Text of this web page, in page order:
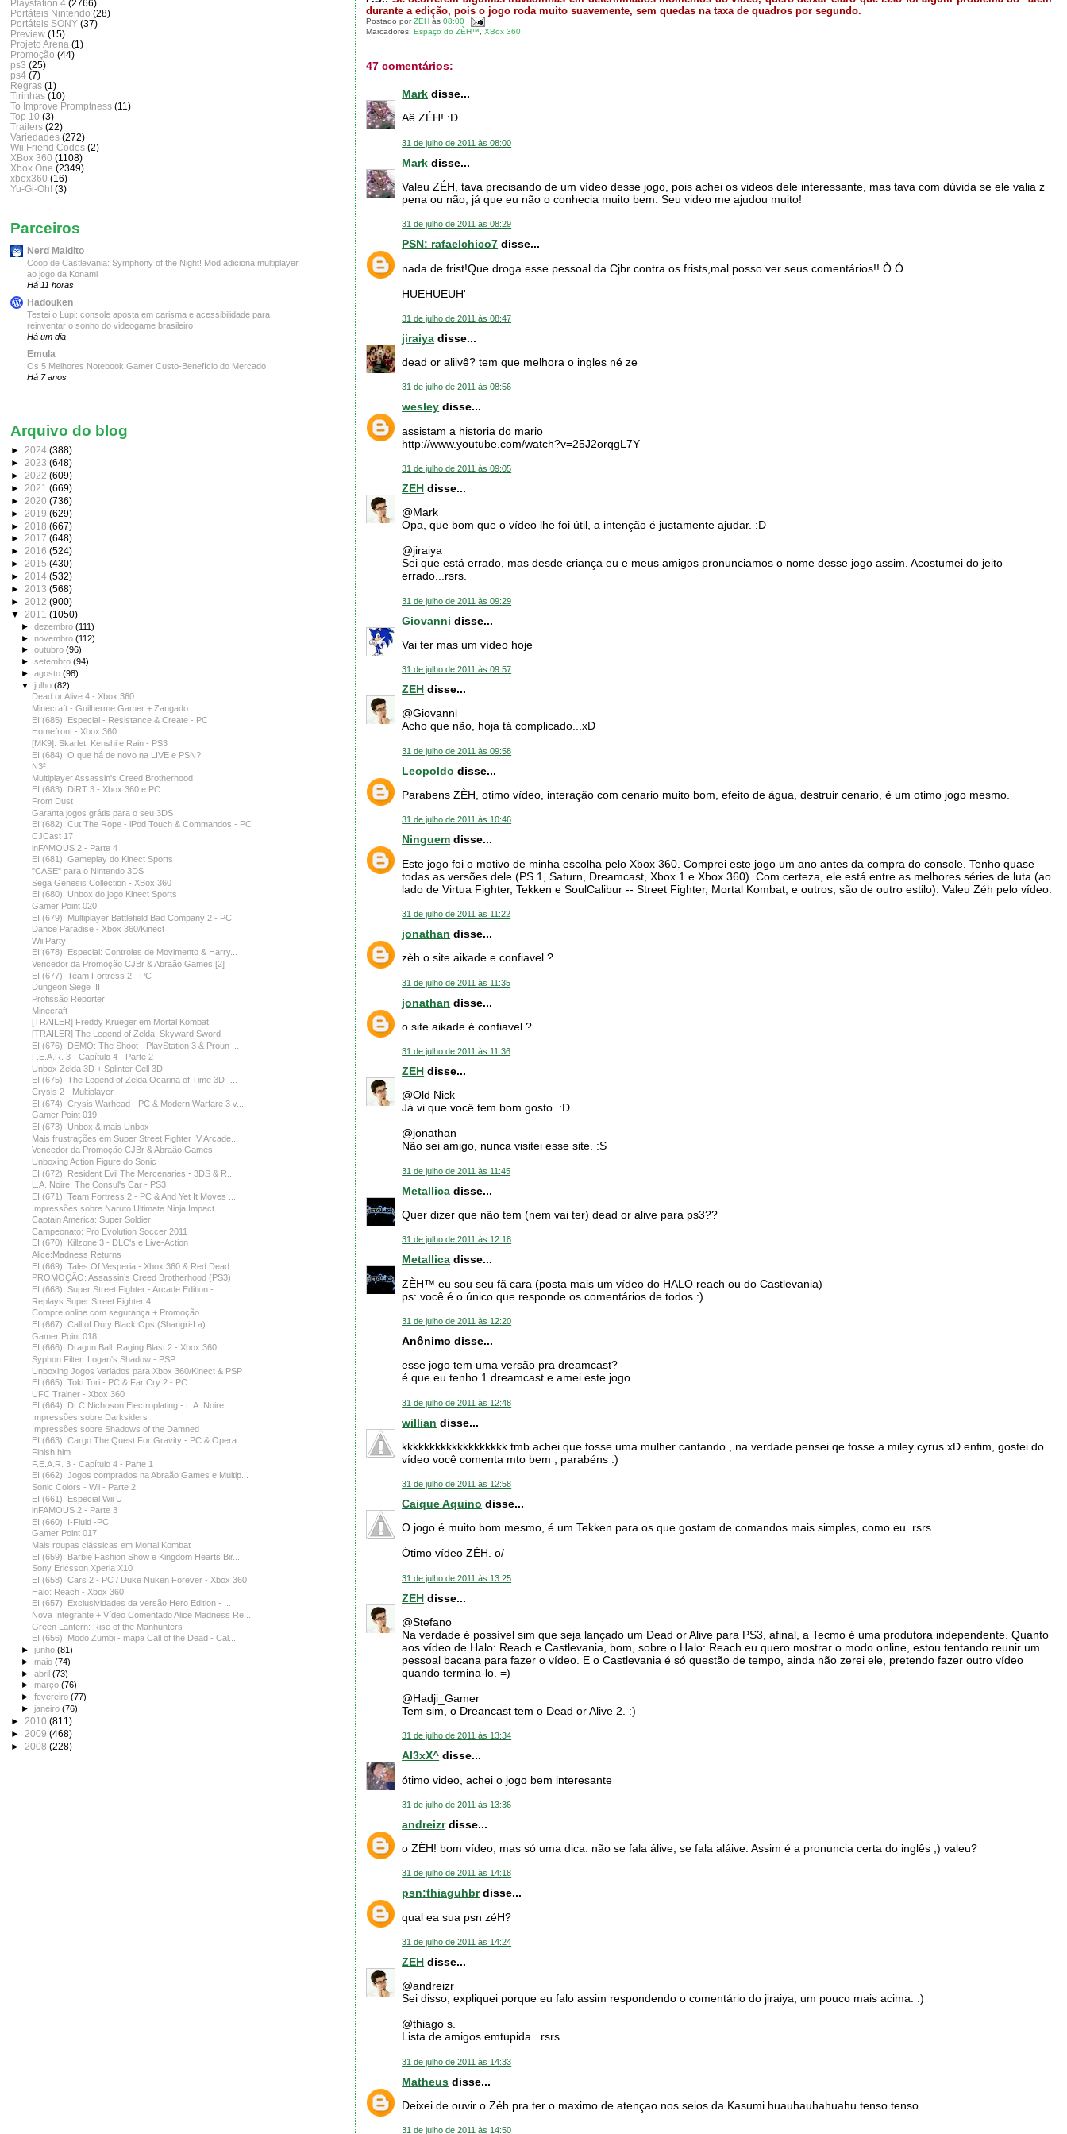
durante a edição, pois o jogo roda muito suavemente, sem quedas na taxa de quadros por segundo.
Postado porZEHàs08:00
Marcadores:Espaço do ZÈH™ ,XBox 360
47 comentários:
Mark disse...
Aê ZÉH! :D
31 de julho de 2011 às 08:00
Mark disse...
Valeu ZÉH, tava precisando de um vídeo desse jogo, pois achei os videos dele interessante, mas tava com dúvida se ele valia z
pena ou não, já que eu não o conhecia muito bem. Seu video me ajudou muito!
31 de julho de 2011 às 08:29
PSN: rafaelchico7 disse...
nada de frist!Que droga esse pessoal da Cjbr contra os frists,mal posso ver seus comentários!! Ò.Ó
HUEHUEUH'
31 de julho de 2011 às 08:47
jiraiya disse...
dead or aliivê? tem que melhora o ingles né ze
31 de julho de 2011 às 08:56
wesley disse...
assistam a historia do mario
http://www.youtube.com/watch?v=25J2orqgL7Y
31 de julho de 2011 às 09:05
ZEH disse...
@Mark
Opa, que bom que o vídeo lhe foi útil, a intenção é justamente ajudar. :D
@jiraiya
Sei que está errado, mas desde criança eu e meus amigos pronunciamos o nome desse jogo assim. Acostumei do jeito
errado...rsrs.
31 de julho de 2011 às 09:29
Giovanni disse...
Vai ter mas um vídeo hoje
31 de julho de 2011 às 09:57
ZEH disse...
@Giovanni
Acho que não, hoja tá complicado...xD
31 de julho de 2011 às 09:58
Leopoldo disse...
Parabens ZÈH, otimo vídeo, interação com cenario muito bom, efeito de água, destruir cenario, é um otimo jogo mesmo.
31 de julho de 2011 às 10:46
Ninguem disse...
Este jogo foi o motivo de minha escolha pelo Xbox 360. Comprei este jogo um ano antes da compra do console. Tenho quase
todas as versões dele (PS 1, Saturn, Dreamcast, Xbox 1 e Xbox 360). Com certeza, ele está entre as melhores séries de luta (ao
lado de Virtua Fighter, Tekken e SoulCalibur -- Street Fighter, Mortal Kombat, e outros, são de outro estilo). Valeu Zéh pelo vídeo.
31 de julho de 2011 às 11:22
jonathan disse...
zèh o site aikade e confiavel ?
31 de julho de 2011 às 11:35
jonathan disse...
o site aikade é confiavel ?
31 de julho de 2011 às 11:36
ZEH disse...
@Old Nick
Já vi que você tem bom gosto. :D
@jonathan
Não sei amigo, nunca visitei esse site. :S
31 de julho de 2011 às 11:45
Metallica disse...
Quer dizer que não tem (nem vai ter) dead or alive para ps3??
31 de julho de 2011 às 12:18
Metallica disse...
ZÈH™ eu sou seu fã cara (posta mais um vídeo do HALO reach ou do Castlevania)
ps: você é o único que responde os comentários de todos :)
31 de julho de 2011 às 12:20
Anônimo disse...
esse jogo tem uma versão pra dreamcast?
é que eu tenho 1 dreamcast e amei este jogo....
31 de julho de 2011 às 12:48
willian disse...
kkkkkkkkkkkkkkkkkkk tmb achei que fosse uma mulher cantando , na verdade pensei qe fosse a miley cyrus xD enfim, gostei do
vídeo você comenta mto bem , parabéns :)
31 de julho de 2011 às 12:58
Caique Aquino disse...
O jogo é muito bom mesmo, é um Tekken para os que gostam de comandos mais simples, como eu. rsrs
Ótimo vídeo ZÈH. o/
31 de julho de 2011 às 13:25
ZEH disse...
@Stefano
Na verdade é possível sim que seja lançado um Dead or Alive para PS3, afinal, a Tecmo é uma produtora independente. Quanto
aos vídeo de Halo: Reach e Castlevania, bom, sobre o Halo: Reach eu quero mostrar o modo online, estou tentando reunir um
pessoal bacana para fazer o vídeo. E o Castlevania é só questão de tempo, ainda não zerei ele, pretendo fazer outro vídeo
quando termina-lo. =)
@Hadji_Gamer
Tem sim, o Dreancast tem o Dead or Alive 2. :)
31 de julho de 2011 às 13:34
Al3xX^ disse...
ótimo video, achei o jogo bem interesante
31 de julho de 2011 às 13:36
andreizrdisse...
o ZÈH! bom vídeo, mas só uma dica: não se fala álive, se fala aláive. Assim é a pronuncia certa do inglês ;) valeu?
31 de julho de 2011 às 14:18
psn:thiaguhbrdisse...
qual ea sua psn zéH?
31 de julho de 2011 às 14:24
ZEH disse...
@andreizr
Sei disso, expliquei porque eu falo assim respondendo o comentário do jiraiya, um pouco mais acima. :)
@thiago s.
Lista de amigos emtupida...rsrs.
31 de julho de 2011 às 14:33
Matheus disse...
Deixei de ouvir o Zéh pra ter o maximo de atençao nos seios da Kasumi huauhauhahuahu tenso tenso
31 de julho de 2011 às 14:50
Playstation 4 (2766)
Portáteis Nintendo (28)
Portáteis SONY (37)
Preview (15)
Projeto Arena (1)
Promoção (44)
ps3 (25)
ps4 (7)
Regras (1)
Tirinhas (10)
To Improve Promptness (11)
Top 10 (3)
Trailers (22)
Variedades (272)
Wii Friend Codes (2)
XBox 360 (1108)
Xbox One (2349)
xbox360 (16)
Yu-Gi-Oh! (3)
Parceiros
Nerd Maldito
Coop de Castlevania: Symphony of the Night! Mod adiciona multiplayer
ao jogo da Konami
Há 11 horas
Hadouken
Testei o Lupi: console aposta em carisma e acessibilidade para
reinventar o sonho do videogame brasileiro
Há um dia
Emula
Os 5 Melhores Notebook Gamer Custo-Benefício do Mercado
Há 7 anos
Arquivo do blog
► 2024 (388)
► 2023 (648)
► 2022 (609)
► 2021 (669)
► 2020 (736)
► 2019 (629)
► 2018 (667)
► 2017 (648)
► 2016 (524)
► 2015 (430)
► 2014 (532)
► 2013 (568)
► 2012 (900)
▼ 2011 (1050)
►dezembro(111)
►novembro(112)
►outubro(96)
►setembro(94)
►agosto(98)
▼julho(82)
Dead or Alive 4 - Xbox 360
Minecraft - Guilherme Gamer + Zangado
EI (685): Especial - Resistance & Create - PC
Homefront - Xbox 360
[MK9]: Skarlet, Kenshi e Rain - PS3
EI (684): O que há de novo na LIVE e PSN?
N3²
Multiplayer Assassin's Creed Brotherhood
EI (683): DiRT 3 - Xbox 360 e PC
From Dust
Garanta jogos grátis para o seu 3DS
EI (682): Cut The Rope - iPod Touch & Commandos - PC
CJCast 17
inFAMOUS 2 - Parte 4
EI (681): Gameplay do Kinect Sports
"CASE" para o Nintendo 3DS
Sega Genesis Collection - XBox 360
EI (680): Unbox do jogo Kinect Sports
Gamer Point 020
EI (679): Multiplayer Battlefield Bad Company 2 - PC
Dance Paradise - Xbox 360/Kinect
Wii Party
EI (678): Especial: Controles de Movimento & Harry...
Vencedor da Promoção CJBr & Abraão Games [2]
EI (677): Team Fortress 2 - PC
Dungeon Siege III
Profissão Reporter
Minecraft
[TRAILER] Freddy Krueger em Mortal Kombat
[TRAILER] The Legend of Zelda: Skyward Sword
EI (676): DEMO: The Shoot - PlayStation 3 & Proun ...
F.E.A.R. 3 - Capítulo 4 - Parte 2
Unbox Zelda 3D + Splinter Cell 3D
EI (675): The Legend of Zelda Ocarina of Time 3D -...
Crysis 2 - Multiplayer
EI (674): Crysis Warhead - PC & Modern Warfare 3 v...
Gamer Point 019
EI (673): Unbox & mais Unbox
Mais frustrações em Super Street Fighter IV Arcade...
Vencedor da Promoção CJBr & Abraão Games
Unboxing Action Figure do Sonic
EI (672): Resident Evil The Mercenaries - 3DS & R...
L.A. Noire: The Consul's Car - PS3
EI (671): Team Fortress 2 - PC & And Yet It Moves ...
Impressões sobre Naruto Ultimate Ninja Impact
Captain America: Super Soldier
Campeonato: Pro Evolution Soccer 2011
EI (670): Killzone 3 - DLC's e Live-Action
Alice:Madness Returns
EI (669): Tales Of Vesperia - Xbox 360 & Red Dead ...
PROMOÇÃO: Assassin’s Creed Brotherhood (PS3)
EI (668): Super Street Fighter - Arcade Edition - ...
Replays Super Street Fighter 4
Compre online com segurança + Promoção
EI (667): Call of Duty Black Ops (Shangri-La)
Gamer Point 018
EI (666): Dragon Ball: Raging Blast 2 - Xbox 360
Syphon Filter: Logan's Shadow - PSP
Unboxing Jogos Variados para Xbox 360/Kinect & PSP
EI (665): Toki Tori - PC & Far Cry 2 - PC
UFC Trainer - Xbox 360
EI (664): DLC Nichoson Electroplating - L.A. Noire...
Impressões sobre Darksiders
Impressões sobre Shadows of the Damned
EI (663): Cargo The Quest For Gravity - PC & Opera...
Finish him
F.E.A.R. 3 - Capítulo 4 - Parte 1
EI (662): Jogos comprados na Abraão Games e Multip...
Sonic Colors - Wii - Parte 2
EI (661): Especial Wii U
inFAMOUS 2 - Parte 3
EI (660): I-Fluid -PC
Gamer Point 017
Mais roupas clássicas em Mortal Kombat
EI (659): Barbie Fashion Show e Kingdom Hearts Bir...
Sony Ericsson Xperia X10
EI (658): Cars 2 - PC / Duke Nuken Forever - Xbox 360
Halo: Reach - Xbox 360
EI (657): Exclusividades da versão Hero Edition - ...
Nova Integrante + Vídeo Comentado Alice Madness Re...
Green Lantern: Rise of the Manhunters
EI (656): Modo Zumbi - mapa Call of the Dead - Cal...
►junho(81)
►maio(74)
►abril(73)
►março(76)
►fevereiro(77)
►janeiro(76)
► 2010 (811)
► 2009 (468)
► 2008 (228)